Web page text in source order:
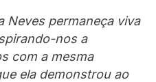
Neves permaneça viva
nos a
com a mesma
ela demonstrou ao